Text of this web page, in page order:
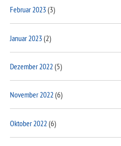
Februar 2023(3)
Januar 2023(2)
Dezember 2022 (5)
November 2022 (6)
Oktober 2022 (6)